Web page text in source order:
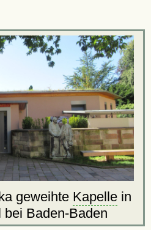
geweihte Kapellein
bei Baden-Baden